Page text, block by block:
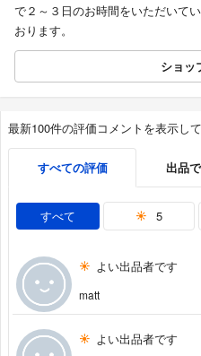
で２～３日のお時間をいただいて
おります。
ショッ
最新100件の評価コメントを表示し
すべての評価 出品
すべて 5
よい出品者です
matt
よい出品者です